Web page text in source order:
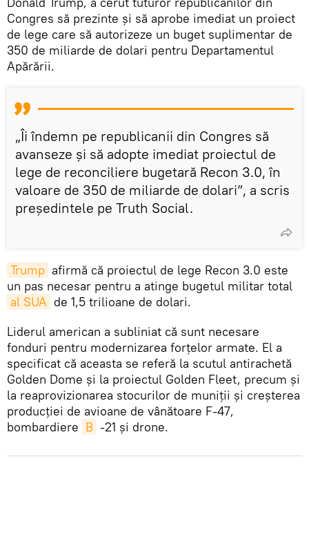
Congres să prezinte și să aprobe imediat un proiect
de lege care să autorizeze un buget suplimentar de
350 de miliarde de dolari pentru Departamentul
Apărării.
„Îi îndemn pe republicanii din Congres să
avanseze și să adopte imediat proiectul de
lege de reconciliere bugetară Recon 3.0, în
valoare de 350 de miliarde de dolari”, a scris
președintele pe Truth Social.
Trump afirmă că proiectul de lege Recon 3.0 este
un pas necesar pentru a atinge bugetul militar total
al SUA de 1,5 trilioane de dolari.
Liderul american a subliniat că sunt necesare
fonduri pentru modernizarea forțelor armate. El a
specificat că aceasta se referă la scutul antirachetă
Golden Dome și la proiectul Golden Fleet, precum și
la reaprovizionarea stocurilor de muniții și creșterea
producției de avioane de vânătoare F-47,
bombardiere B -21 și drone.